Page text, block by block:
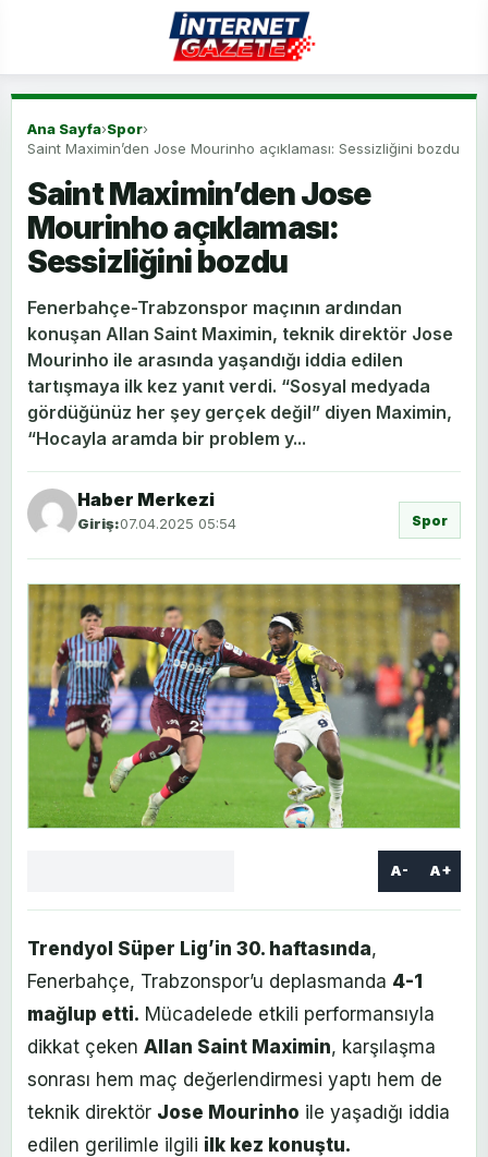
Ana Sayfa›Spor›
Saint Maximin’den Jose Mourinho açıklaması: Sessizliğini bozdu
Saint Maximin’den Jose
Mourinho açıklaması:
Sessizliğini bozdu
Fenerbahçe-Trabzonspor maçının ardından
konuşan Allan Saint Maximin, teknik direktör Jose
Mourinho ile arasında yaşandığı iddia edilen
tartışmaya ilk kez yanıt verdi. “Sosyal medyada
gördüğünüz her şey gerçek değil” diyen Maximin,
“Hocayla aramda bir problem y...
Haber Merkezi
Giriş:07.04.2025 05:54 Spor
A- A+
Trendyol Süper Lig’in 30. haftasında,
Fenerbahçe, Trabzonspor’u deplasmanda 4-1
mağlup etti. Mücadelede etkili performansıyla
dikkat çeken Allan Saint Maximin, karşılaşma
sonrası hem maç değerlendirmesi yaptı hem de
teknik direktör Jose Mourinho ile yaşadığı iddia
edilen gerilimle ilgili ilk kez konuştu.